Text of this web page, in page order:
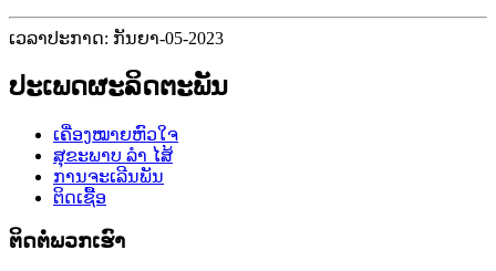
ເວລາປະກາດ: ກັນຍາ-05-2023
ປະເພດຜະລິດຕະພັນ
ເຄື່ອງໝາຍຫົວໃຈ
ສຸຂະພາບ ລຳ ໄສ້
ການຈະເລີນພັນ
ຕິດເຊື້ອ
ຕິດ​ຕໍ່​ພວກ​ເຮົາ